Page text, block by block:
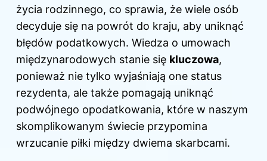
życia rodzinnego, co sprawia, że wiele osób
decyduje się na powrót do kraju, aby uniknąć
błędów podatkowych. Wiedza o umowach
międzynarodowych stanie się kluczowa,
ponieważ nie tylko wyjaśniają one status
rezydenta, ale także pomagają uniknąć
podwójnego opodatkowania, które w naszym
skomplikowanym świecie przypomina
wrzucanie piłki między dwiema skarbcami.